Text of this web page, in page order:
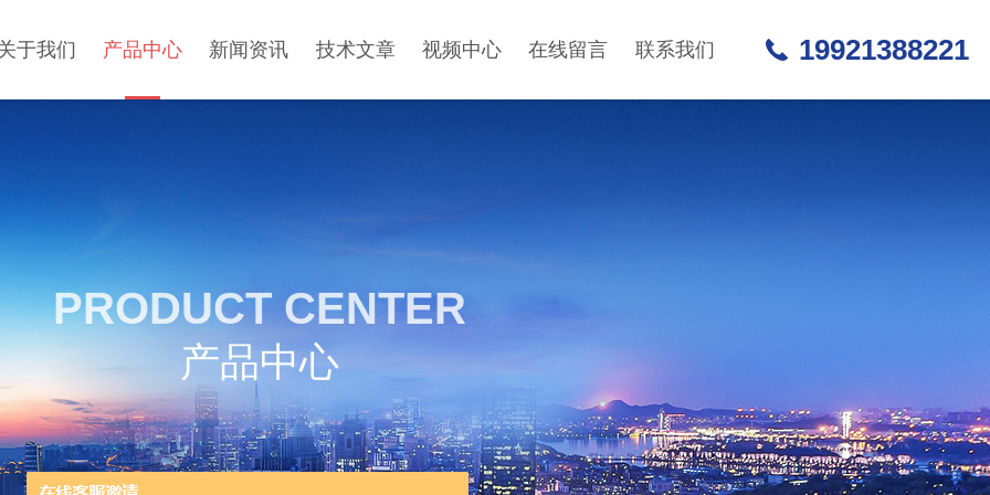
于我们 产品中心 新闻资讯 技术文章 视频中心 在线留言 联系我们 19921388221
PRODUCT CENTER
产品中心